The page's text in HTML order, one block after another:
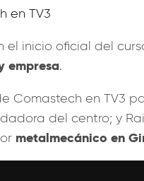
el inicio oficial del
empresa.
Comastech en TV3
del centro; y
metalmecánico en